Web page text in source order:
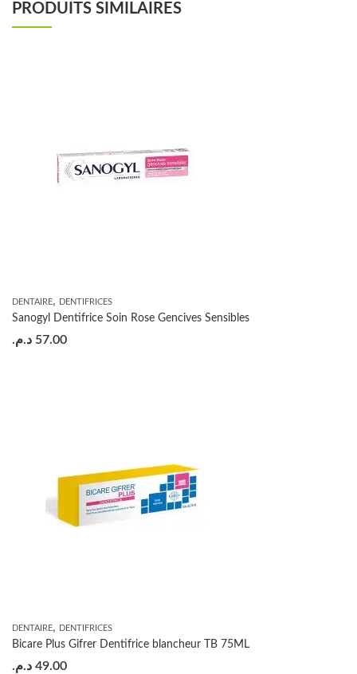
PRODUITS SIMILAIRES
DENTAIRE, DENTIFRICES
Sanogyl Dentifrice Soin Rose Gencives Sensibles
57.00 د.م.
DENTAIRE, DENTIFRICES
Bicare Plus Gifrer Dentifrice blancheur TB 75ML
49.00 د.م.